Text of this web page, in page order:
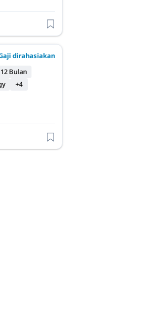
dirahasiakan
12 Bulan
+4